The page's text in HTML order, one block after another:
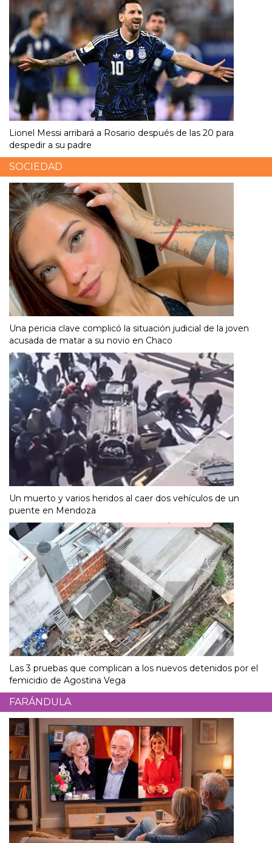
Lionel Messi arribará a Rosario después de las 20 para
despedir a su padre
SOCIEDAD
Una pericia clave complicó la situación judicial de la joven
acusada de matar a su novio en Chaco
Un muerto y varios heridos al caer dos vehículos de un
puente en Mendoza
Las 3 pruebas que complican a los nuevos detenidos por el
femicidio de Agostina Vega
FARÁNDULA